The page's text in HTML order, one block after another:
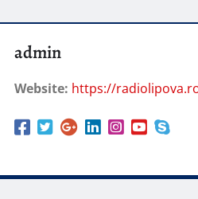
admin
Website: https://